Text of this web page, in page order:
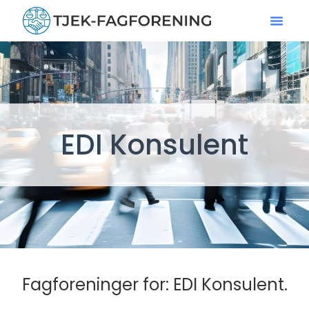
EDI Konsulent
Fagforeninger for: EDI Konsulent.